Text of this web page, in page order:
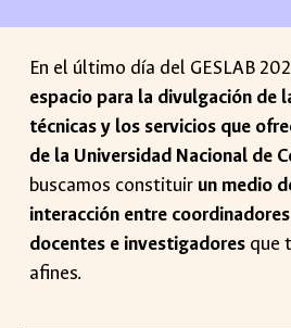
En el último día del GESLAB
espacio para la divulgación de
técnicas y los servicios que
de la Universidad Nacional de
buscamos constituir un medio
interacción entre
docentes e investigadores que
afines.